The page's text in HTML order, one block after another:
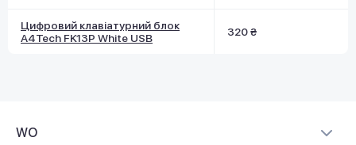
Цифровий клавіатурний блок
A4Tech FK13P White USB
320 ₴
WO